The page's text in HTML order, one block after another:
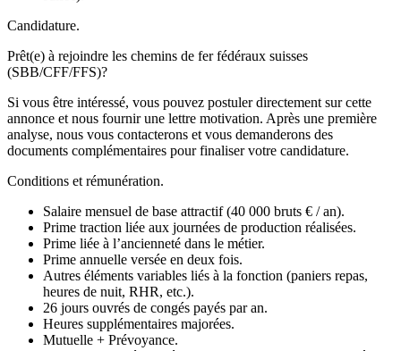
Candidature.
Prêt(e) à rejoindre les chemins de fer fédéraux suisses
(SBB/CFF/FFS)?
Si vous être intéressé, vous pouvez postuler directement sur cette
annonce et nous fournir une lettre motivation. Après une première
analyse, nous vous contacterons et vous demanderons des
documents complémentaires pour finaliser votre candidature.
Conditions et rémunération.
Salaire mensuel de base attractif (40 000 bruts € / an).
Prime traction liée aux journées de production réalisées.
Prime liée à l’ancienneté dans le métier.
Prime annuelle versée en deux fois.
Autres éléments variables liés à la fonction (paniers repas,
heures de nuit, RHR, etc.).
26 jours ouvrés de congés payés par an.
Heures supplémentaires majorées.
Mutuelle + Prévoyance.